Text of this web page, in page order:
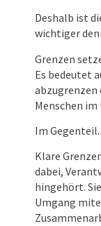
Deshalb ist
wichtiger
Grenzen
Es bedeutet
abzugrenzen
Menschen
Im Gegenteil.
Klare
dabei,
hingehört.
Umgang